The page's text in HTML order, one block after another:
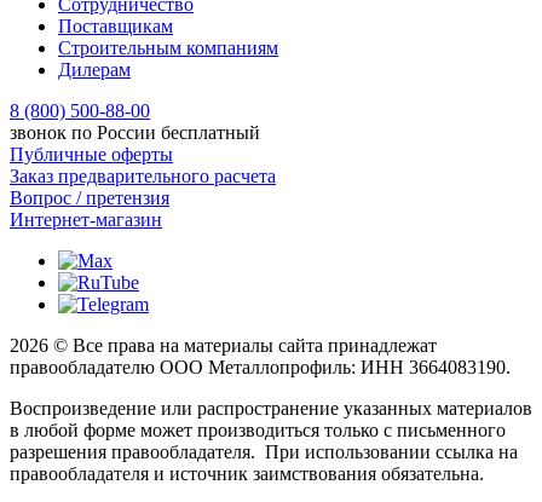
Сотрудничество
Поставщикам
Строительным компаниям
Дилерам
8 (800) 500-88-00
звонок по России бесплатный
Публичные оферты
Заказ предварительного расчета
Вопрос / претензия
Интернет-магазин
2026 © Все права на материалы сайта принадлежат
правообладателю ООО Металлопрофиль: ИНН 3664083190.
Воспроизведение или распространение указанных материалов
в любой форме может производиться только с письменного
разрешения правообладателя. При использовании ссылка на
правообладателя и источник заимствования обязательна.